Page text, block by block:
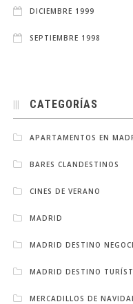
DICIEMBRE 1999
SEPTIEMBRE 1998
CATEGORÍAS
APARTAMENTOS EN
BARES CLANDESTINOS
CINES DE VERANO
MADRID
MADRID DESTINO
MADRID DESTINO
MERCADILLOS DE